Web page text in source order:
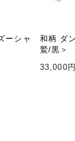
ーシャ
和柄 ダ
鷲/黒＞
33,000円